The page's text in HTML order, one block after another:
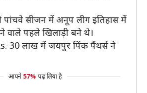
सीजन में अनूप लीग इतिहास में
वाले पहले खिलाड़ी बने थे।
30 लाख में जयपुर पिंक पैंथर्स ने
आपने 57% पढ़ लिया है